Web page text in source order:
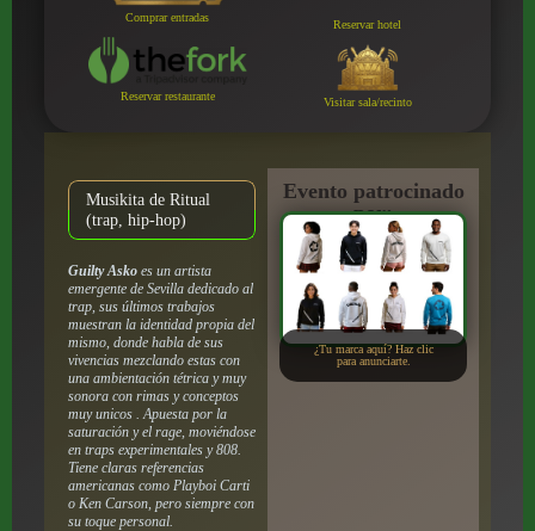
Comprar entradas
Reservar hotel
Reservar restaurante Visitar sala/recinto
Musikita de Ritual
(trap, hip-hop)
Guilty Askoes un artista
emergente de Sevilla dedicado al
trap, sus últimos trabajos
muestran la identidad propia del
mismo, donde habla de sus
vivencias mezclando estas con
una ambientación tétrica y muy
sonora con rimas y conceptos
muy unicos . Apuesta por la
saturación y el rage, moviéndose
en traps experimentales y 808.
Tiene claras referencias
americanas como Playboi Carti
o Ken Carson, pero siempre con
su toque personal.
Evento patrocinado
por:
¿Tu marca aquí? Haz clic
para anunciarte.